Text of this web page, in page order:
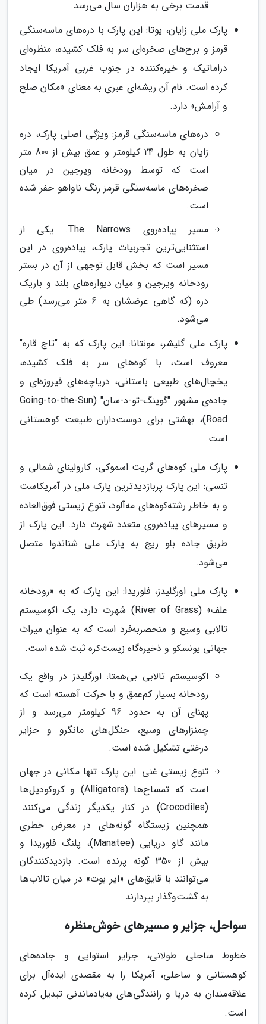
قدمت برخی به هزاران سال می‌رسد.
پارک ملی زایان، یوتا: این پارک با دره‌های ماسه‌سنگی
قرمز و برج‌های صخره‌ای سر به فلک کشیده، منظره‌ای
دراماتیک و خیره‌کننده در جنوب غربی آمریکا ایجاد
کرده است. نام آن ریشه‌ای عبری به معنای «مکان صلح
و آرامش» دارد.
دره‌های ماسه‌سنگی قرمز: ویژگی اصلی پارک، دره
زایان به طول 24 کیلومتر و عمق بیش از 800 متر
است که توسط رودخانه ویرجین در میان
صخره‌های ماسه‌سنگی قرمز رنگ ناواهو حفر شده
است.
مسیر پیاده‌روی The Narrows: یکی از
استثنایی‌ترین تجربیات پارک، پیاده‌روی در این
مسیر است که بخش قابل توجهی از آن در بستر
رودخانه ویرجین و میان دیواره‌های بلند و باریک
دره (که گاهی عرضشان به 6 متر می‌رسد) طی
می‌شود.
پارک ملی گلیشر، مونتانا: این پارک که به "تاج قاره"
معروف است، با کوه‌های سر به فلک کشیده،
یخچال‌های طبیعی باستانی، دریاچه‌های فیروزه‌ای و
جاده‌ی مشهور "گوینگ-تو-د-سان" (Going-to-the-Sun
Road)، بهشتی برای دوست‌داران طبیعت کوهستانی
است.
پارک ملی کوه‌های گریت اسموکی، کارولینای شمالی و
تنسی: این پارک پربازدیدترین پارک ملی در آمریکاست
و به خاطر رشته‌کوه‌های مه‌آلود، تنوع زیستی فوق‌العاده
و مسیرهای پیاده‌روی متعدد شهرت دارد. این پارک از
طریق جاده بلو ریج به پارک ملی شناندوا متصل
می‌شود.
پارک ملی اورگلیدز، فلوریدا: این پارک که به «رودخانه
علف» (River of Grass) شهرت دارد، یک اکوسیستم
تالابی وسیع و منحصربه‌فرد است که به عنوان میراث
جهانی یونسکو و ذخیره‌گاه زیست‌کره ثبت شده است.
اکوسیستم تالابی بی‌همتا: اورگلیدز در واقع یک
رودخانه بسیار کم‌عمق و با حرکت آهسته است که
پهنای آن به حدود 96 کیلومتر می‌رسد و از
چمنزارهای وسیع، جنگل‌های مانگرو و جزایر
درختی تشکیل شده است.
تنوع زیستی غنی: این پارک تنها مکانی در جهان
است که تمساح‌ها (Alligators) و کروکودیل‌ها
(Crocodiles) در کنار یکدیگر زندگی می‌کنند.
همچنین زیستگاه گونه‌های در معرض خطری
مانند گاو دریایی (Manatee)، پلنگ فلوریدا و
بیش از 350 گونه پرنده است. بازدیدکنندگان
می‌توانند با قایق‌های «ایر بوت» در میان تالاب‌ها
به گشت‌وگذار بپردازند.
سواحل، جزایر و مسیرهای خوش‌منظره
خطوط ساحلی طولانی، جزایر استوایی و جاده‌های
کوهستانی و ساحلی، آمریکا را به مقصدی ایده‌آل برای
علاقه‌مندان به دریا و رانندگی‌های به‌یادماندنی تبدیل کرده
است.